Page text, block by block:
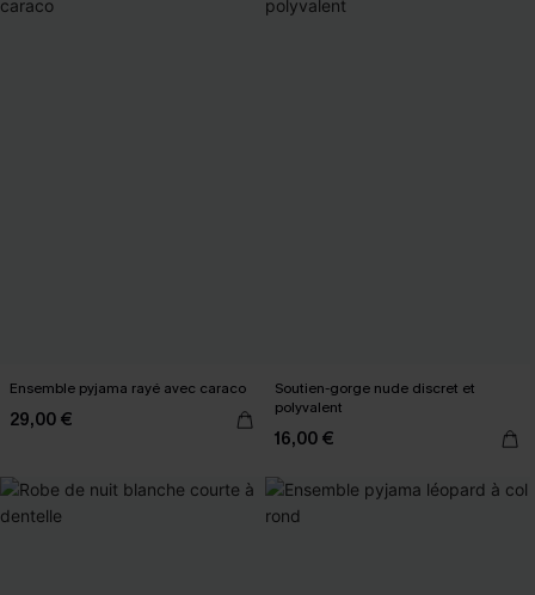
Ensemble pyjama rayé avec caraco
29,00 €
Soutien-gorge nude discret et
polyvalent
16,00 €